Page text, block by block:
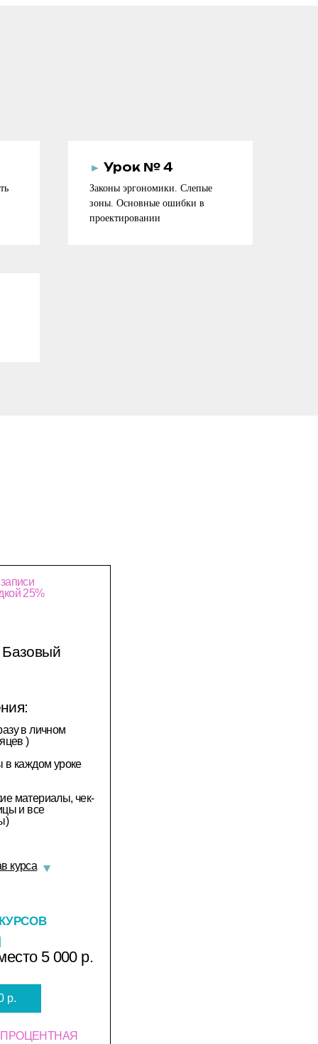
► Урок № 4
Законы эргономики. Слепые
зоны. Основные ошибки в
проектировании
курса
5 000 р.
р.
25%
в личном
)
в каждом уроке
материалы, чек-
и все